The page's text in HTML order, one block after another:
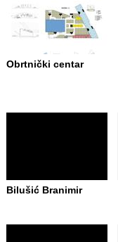
Obrtnički centar
Bilušić Branimir